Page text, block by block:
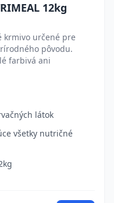
12kg
krmivo určené pre
pôvodu.
farbivá ani
látok
všetky nutričné